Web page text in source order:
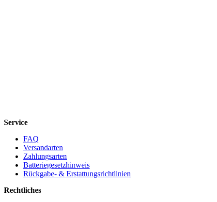
Service
FAQ
Versandarten
Zahlungsarten
Batteriegesetzhinweis
Rückgabe- & Erstattungsrichtlinien
Rechtliches